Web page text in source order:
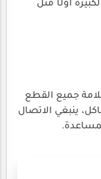
أولًا مثل
جميع القطع
ينبغي الاتصال